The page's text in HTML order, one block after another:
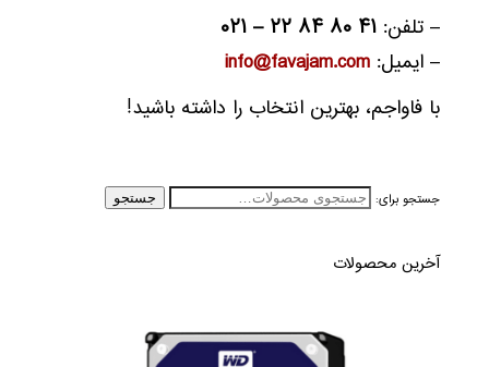
– تلفن: ۴۱ ۸۰ ۸۴ ۲۲ – ۰۲۱
– ایمیل: info@favajam.com
با فاواجم، بهترین انتخاب را داشته باشید!
جستجو برای: جستجو
آخرین محصولات